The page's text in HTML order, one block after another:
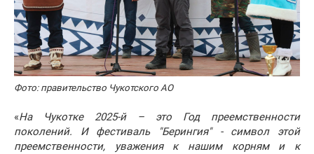
Фото: правительство Чукотского АО
«На Чукотке 2025-й – это Год преемственности
поколений. И фестиваль "Берингия" - символ этой
преемственности, уважения к нашим корням и к